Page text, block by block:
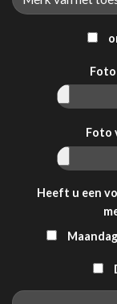
Foto
Heeft u een
Maandag